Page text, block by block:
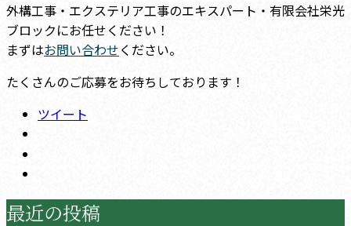
外構工事・エクステリア工事のエキスパート・有限会社栄光
ブロックにお任せください！
まずはお問い合わせください。
たくさんのご応募をお待ちしております！
ツイート
最近の投稿